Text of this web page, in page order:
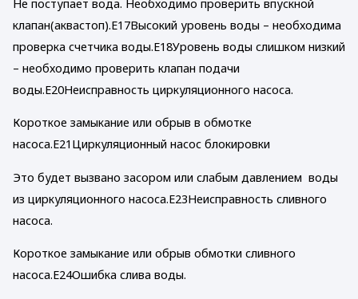
Не поступает вода. Необходимо проверить впускной
клапан(аквастоп).E17Высокий уровень воды – необходима
проверка счетчика воды.E18Уровень воды слишком низкий
– необходимо проверить клапан подачи
воды.E20Неисправность циркуляционного насоса.
Короткое замыкание или обрыв в обмотке
насоса.E21Циркуляционный насос блокировки
Это будет вызвано засором или слабым давлением воды
из циркуляционного насоса.E23Неисправность сливного
насоса.
Короткое замыкание или обрыв обмотки сливного
насоса.E24Ошибка слива воды.